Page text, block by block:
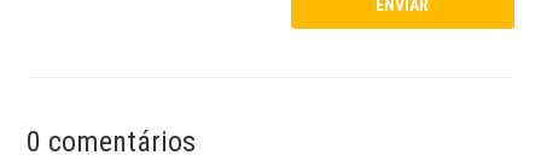
0 comentários